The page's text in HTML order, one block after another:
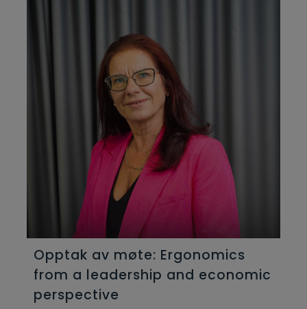
Opptak av møte: Ergonomics
from a leadership and economic
perspective